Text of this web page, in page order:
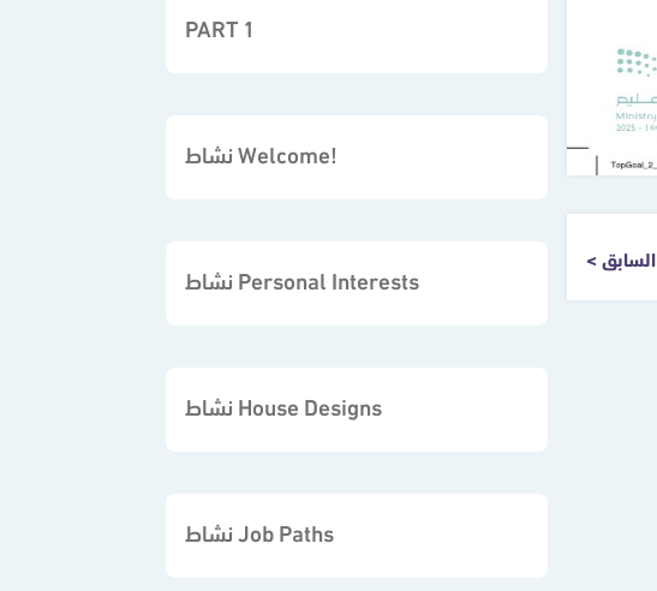
PART 1
نشاط Welcome!
نشاط Personal Interests
نشاط House Designs
نشاط Job Paths
< السابق